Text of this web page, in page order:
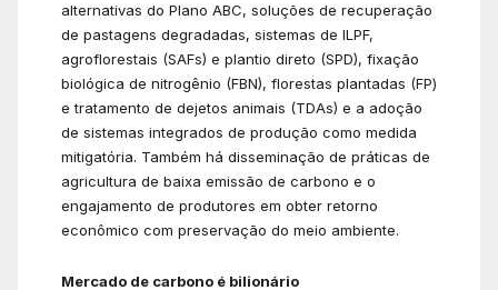
alternativas do Plano ABC, soluções de recuperação
de pastagens degradadas, sistemas de ILPF,
agroflorestais (SAFs) e plantio direto (SPD), fixação
biológica de nitrogênio (FBN), florestas plantadas (FP)
e tratamento de dejetos animais (TDAs) e a adoção
de sistemas integrados de produção como medida
mitigatória. Também há disseminação de práticas de
agricultura de baixa emissão de carbono e o
engajamento de produtores em obter retorno
econômico com preservação do meio ambiente.
Mercado de carbono é bilionário